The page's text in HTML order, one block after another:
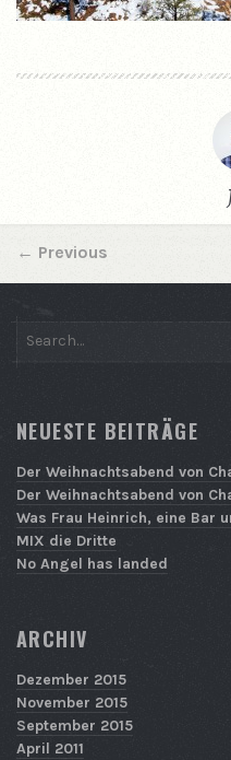
← Previous
NEUESTE BEITRÄGE
Der Weihnachtsabend von
Der Weihnachtsabend von
Was Frau Heinrich, eine Bar
MIX die Dritte
No Angel has landed
ARCHIV
Dezember 2015
November 2015
September 2015
April 2011